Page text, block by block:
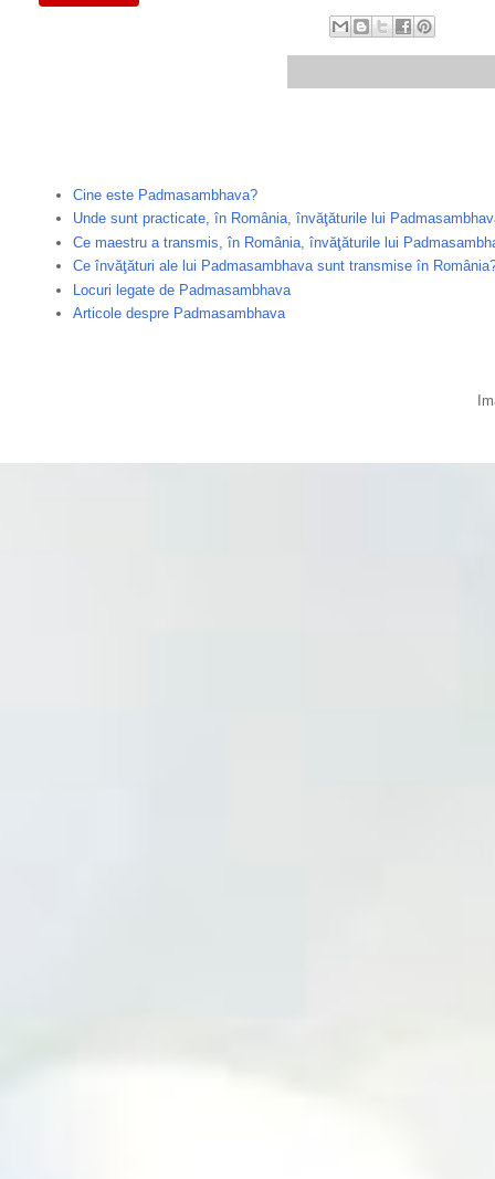
Cine este Padmasambhava?
Unde sunt practicate, în România, învăţăturile lui
Ce maestru a transmis, în România, învăţăturile lui
Ce învăţături ale lui Padmasambhava sunt transmise în
Locuri legate de Padmasambhava
Articole despre Padmasambhava